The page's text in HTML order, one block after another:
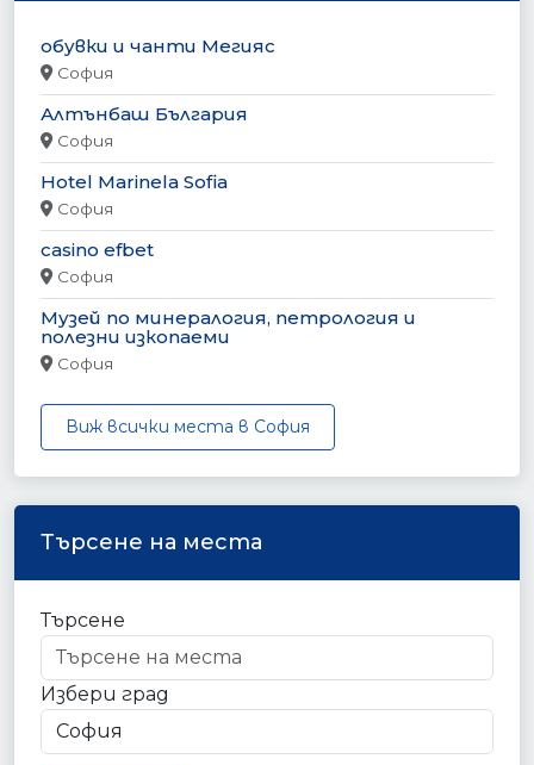
обувки и чанти Мегияс
София
Алтънбаш България
София
Hotel Marinela Sofia
София
casino efbet
София
Mузей по минералогия, петрология и
полезни изкопаеми
София
Виж всички места в София
Търсене на места
Търсене
Избери град